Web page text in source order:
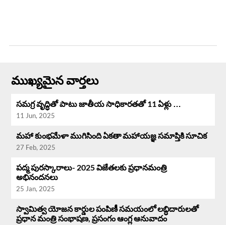
ముఖ్యమైన వార్తలు
సమగ్ర వృద్ధి‌తో పాటు జాతీయ సాధికారతతో 11 ఏళ్లు …
11 Jun, 2025
మహా కుంభమేళా ముగిసింది ఏకతా మహాయజ్ఞ సమాప్తికి సూచిక
27 Feb, 2025
పద్మ పురస్కారాలు- 2025 విజేతలకు ప్రధానమంత్రి
అభినందనలు
25 Jan, 2025
స్వామిత్వ యోజన కార్డుల పంపిణీ సమయంలో లబ్ధిదారులతో
ప్రధాన మంత్రి సంభాషణ, ప్రసంగం ఆంగ్ల ఆనువాదం